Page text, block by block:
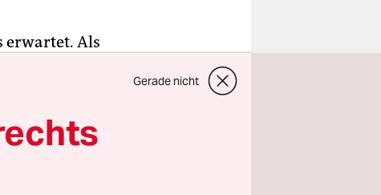
erwartet. Als
in
Ab jetzt ist
in eine
Gerade nicht